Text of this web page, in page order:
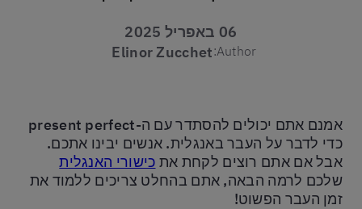
06 באפריל 2025
Author:
Elinor Zucchet
אמנם אתם יכולים להסתדר עם ה-present perfect
כדי לדבר על העבר באנגלית. אנשים יבינו אתכם.
אבל אם אתם רוצים לקחת את כישורי האנגלית
שלכם לרמה הבאה, אתם בהחלט צריכים ללמוד את
זמן העבר הפשוט!